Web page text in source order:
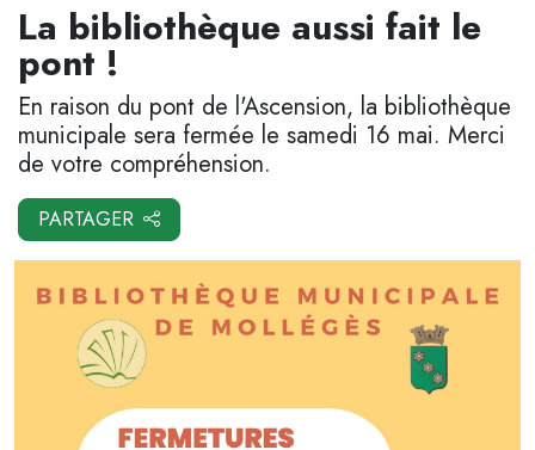
La bibliothèque aussi fait le
pont !
En raison du pont de l'Ascension, la bibliothèque
municipale sera fermée le samedi 16 mai. Merci
de votre compréhension.
PARTAGER